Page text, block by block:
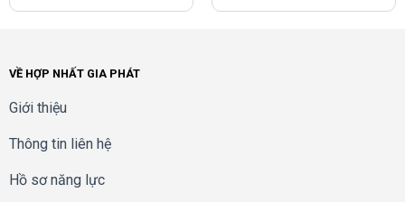
VỀ HỢP NHẤT GIA PHÁT
Giới thiệu
Thông tin liên hệ
Hồ sơ năng lực